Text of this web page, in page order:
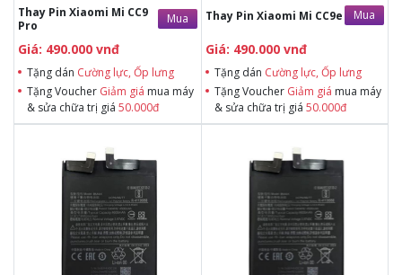
Thay Pin Xiaomi Mi CC9
Pro
Mua
Giá: 490.000 vnđ
Tặng dán Cường lực, Ốp lưng
Tặng Voucher Giảm giá mua máy
& sửa chữa trị giá 50.000đ
Thay Pin Xiaomi Mi CC9e Mua
Giá: 490.000 vnđ
Tặng dán Cường lực, Ốp lưng
Tặng Voucher Giảm giá mua máy
& sửa chữa trị giá 50.000đ
Tặng dán Cường lực, Ốp lưng khi
Tặng Voucher Giảm giá mua máy
& sửa chữa trị giá 50.000đTặng dán
Cường lực, Ốp lưng khi mua BHV
Tặng Voucher Giảm giá mua máy
& sửa chữa trị giá 50.000đ
Tặng dán Cường lực, Ốp lưng khi
Tặng Voucher Giảm giá mua máy
& sửa chữa trị giá 50.000đTặng dán
Cường lực, Ốp lưng khi mua BHV
Tặng Voucher Giảm giá mua máy
& sửa chữa trị giá 50.000đ